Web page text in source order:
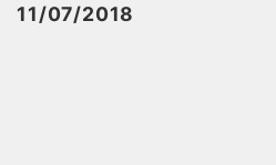
投稿日
11/07/2018